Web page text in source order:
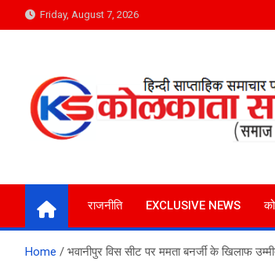
to
Friday, August 7, 2026
Kolkata Saransh
राजनीति EXCLUSIVE NEWS
Home भवानीपुर विस सीट पर ममता बनर्जी के खिलाफ